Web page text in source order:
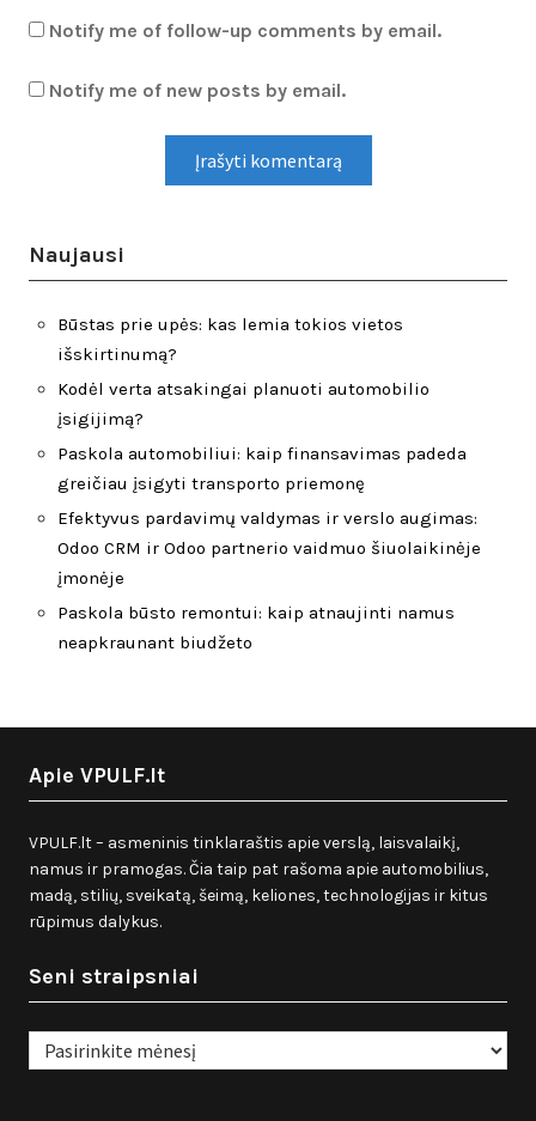
Notify me of follow-up comments by email.
Notify me of new posts by email.
Naujausi
Būstas prie upės: kas lemia tokios vietos
išskirtinumą?
Kodėl verta atsakingai planuoti automobilio
įsigijimą?
Paskola automobiliui: kaip finansavimas padeda
greičiau įsigyti transporto priemonę
Efektyvus pardavimų valdymas ir verslo augimas:
Odoo CRM ir Odoo partnerio vaidmuo šiuolaikinėje
įmonėje
Paskola būsto remontui: kaip atnaujinti namus
neapkraunant biudžeto
Apie VPULF.lt
VPULF.lt – asmeninis tinklaraštis apie verslą, laisvalaikį,
namus ir pramogas. Čia taip pat rašoma apie automobilius,
madą, stilių, sveikatą, šeimą, keliones, technologijas ir kitus
rūpimus dalykus.
Seni straipsniai
Seni
straipsniai